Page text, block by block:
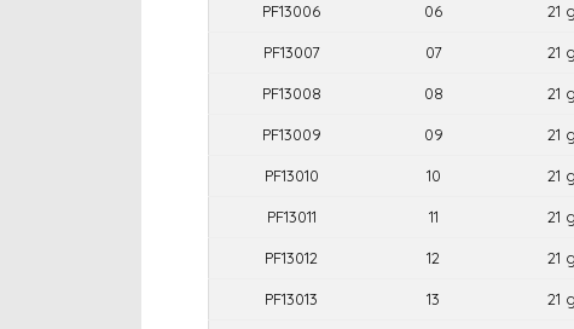
PF13006 06 21
PF13007 07 21
PF13008 08 21
PF13009 09 21
PF13010 10 21
PF13011 11 21
PF13012 12 21
PF13013 13 21